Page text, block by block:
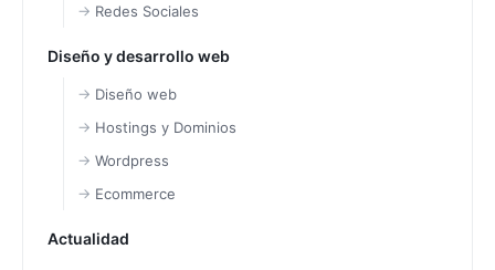
Redes Sociales
Diseño y desarrollo web
Diseño web
Hostings y Dominios
Wordpress
Ecommerce
Actualidad